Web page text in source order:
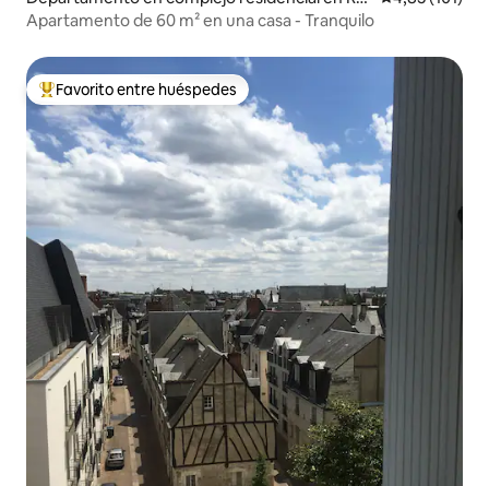
corridos
Apartamento de 60 m² en una casa - Tranquilo
Favorito entre los huéspedes más destacados
Favorito entre huéspedes